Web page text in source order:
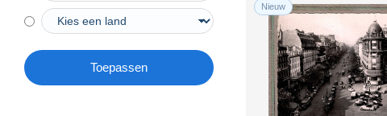
Toepassen
Nieuw